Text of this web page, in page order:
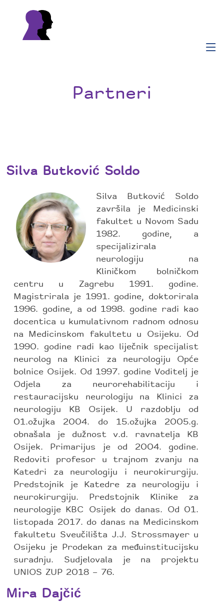
Partneri
Silva Butković Soldo
Silva Butković Soldo
završila je Medicinski
fakultet u Novom Sadu
1982. godine, a
specijalizirala
neurologiju na
Kliničkom bolničkom
centru u Zagrebu 1991. godine.
Magistrirala je 1991. godine, doktorirala
1996. godine, a od 1998. godine radi kao
docentica u kumulativnom radnom odnosu
na Medicinskom fakultetu u Osijeku. Od
1990. godine radi kao liječnik specijalist
neurolog na Klinici za neurologiju Opće
bolnice Osijek. Od 1997. godine Voditelj je
Odjela za neurorehabilitaciju i
restauracijsku neurologiju na Klinici za
neurologiju KB Osijek. U razdoblju od
01.ožujka 2004. do 15.ožujka 2005.g.
obnašala je dužnost v.d. ravnatelja KB
Osijek. Primarijus je od 2004. godine.
Redoviti profesor u trajnom zvanju na
Katedri za neurologiju i neurokirurgiju.
Predstojnik je Katedre za neurologiju i
neurokirurgiju. Predstojnik Klinike za
neurologije KBC Osijek do danas. Od 01.
listopada 2017. do danas na Medicinskom
fakultetu Sveučilišta J.J. Strossmayer u
Osijeku je Prodekan za međuinstitucijsku
suradnju. Sudjelovala je na projektu
UNIOS ZUP 2018 – 76.
Mira Dajčić